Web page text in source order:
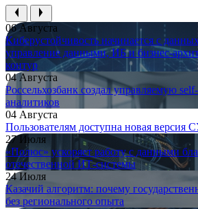
06 Августа
Киберустойчивость начинается с
управление данными, ИБ и бизнес-
контур
04 Августа
Россельхозбанк создал управляемую
аналитиков
04 Августа
Пользователям доступна новая версия
27 Июля
«Полюс» ускоряет работу с данными
отечественной ИТ-системы
24 Июля
Казачий алгоритм: почему
без регионального опыта